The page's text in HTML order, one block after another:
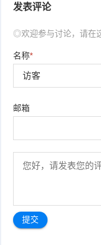
发表评论
◎欢迎参与讨论，请在
名称*
邮箱